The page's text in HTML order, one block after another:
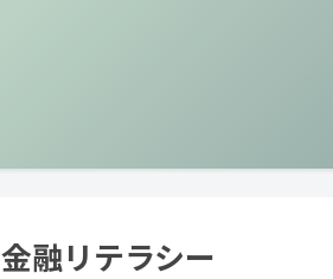
金融リテラシー